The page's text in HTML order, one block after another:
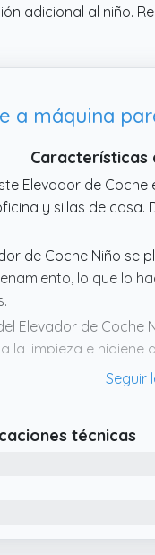
adicional al niño.
a máquina
Elevador de Coche
y sillas de casa.
de Coche Niño
lo que lo
Elevador de Coche
la limpieza e higiene
Elevador de
Este Elevador de
sin respaldo y
técnicas